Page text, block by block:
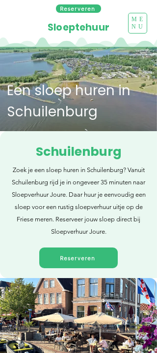
Reserveren
ME
NU
Sloeptehuur
Een sloep huren in
Schuilenburg
Schuilenburg
Zoek je een sloep huren in Schuilenburg? Vanuit
Schuilenburg rijd je in ongeveer 35 minuten naar
Sloepverhuur Joure. Daar huur je eenvoudig een
sloep voor een rustig sloepverhuur uitje op de
Friese meren. Reserveer jouw sloep direct bij
Sloepverhuur Joure.
Reserveren